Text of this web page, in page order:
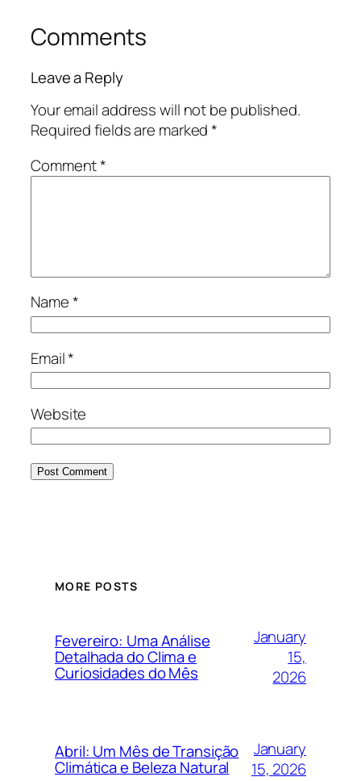
Comments
Leave a Reply
Your email address will not be published.
Required fields are marked*
Comment*
Name*
Email*
Website
MORE POSTS
Fevereiro: Uma Análise
Detalhada do Clima e
Curiosidades do Mês
January
15,
2026
Abril: Um Mês de Transição
Climática e Beleza Natural
January
15, 2026